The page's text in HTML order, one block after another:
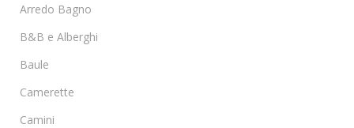
Arredo Bagno
B&B e Alberghi
Baule
Camerette
Camini